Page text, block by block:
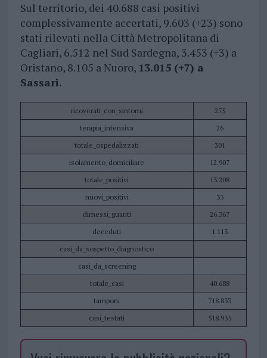
Sul territorio, dei 40.688 casi positivi
complessivamente accertati, 9.603 (+23) sono
stati rilevati nella Città Metropolitana di
Cagliari, 6.512 nel Sud Sardegna, 3.453 (+3) a
Oristano, 8.105 a Nuoro, 13.015 (+7) a
Sassari.
ricoverati_con_sintomi
275
terapia_intensiva
26
totale_ospedalizzati
301
isolamento_domiciliare
12.907
totale_positivi
13.208
nuovi_positivi
33
dimessi_guariti
26.367
deceduti
1.113
casi_da_sospetto_diagnostico
casi_da_screening
totale_casi
40.688
tamponi
718.833
casi_testati
518.935